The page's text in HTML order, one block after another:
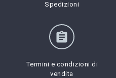
Spedizioni
assignment
Termini e condizioni di
vendita